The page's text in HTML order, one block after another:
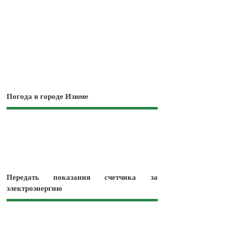
Погода в городе Изюме
Передать показания счетчика за
электроэнергию